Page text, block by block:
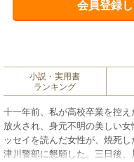
会員登録
小説・実用書
ランキング
十一年前、私が高校卒業を控
放火され、身元不明の美しい
ッセイを読んだ女性が、焼死
津川警部に懇願した。三日後